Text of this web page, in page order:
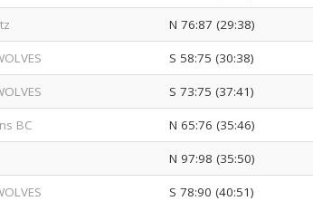
N 76:87 (29:38)
S 58:75 (30:38)
S 73:75 (37:41)
BC N 65:76 (35:46)
N 97:98 (35:50)
S 78:90 (40:51)